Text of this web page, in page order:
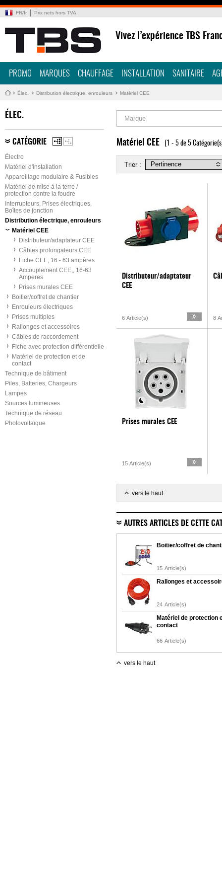
FR/fr Prix nets hors TVA
Vivez l’expérience TBS
PROMO MARQUES CHAUFFAGE INSTALLATION SANITAIRE
Élec. Distribution électrique, enrouleurs Matériel CEE
ÉLEC.
CATÉGORIE
Électro
Matériel d'installation
Appareillage modulaire & Fusibles
Matériel de mise à la terre /
protection contre la foudre
Interrupteurs, Prises électriques,
Boîtes de jonction
Distribution électrique, enrouleurs
Matériel CEE
Distributeur/adaptateur CEE
Câbles prolongateurs CEE
Fiche CEE, 16 - 63 ampères
Accouplement CEE,, 16-63
Amperes
Prises murales CEE
Boitier/coffret de chantier
Enrouleurs électriques
Prises multiples
Rallonges et accessoires
Câbles de raccordement
Fiche avec protection différentielle
Matériel de protection et de
contact
Technique de bâtiment
Piles, Batteries, Chargeurs
Lampes
Sources lumineuses
Technique de réseau
Photovoltaïque
Marque
Matériel CEE (1 - 5 de 5
Trier :
Distributeur/adaptateur
CEE
6 Article(s) 8
Prises murales CEE
15 Article(s)
vers le haut
AUTRES ARTICLES DE CETTE
Boitier/coffret de
15 Article(s)
Rallonges et
24 Article(s)
Matériel de protection
contact
66 Article(s)
vers le haut